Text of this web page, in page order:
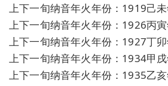
上下一旬纳音年火年份：1919己未
上下一旬纳音年火年份：1926丙寅
上下一旬纳音年火年份：1927丁卯
上下一旬纳音年火年份：1934甲戌
上下一旬纳音年火年份：1935乙亥